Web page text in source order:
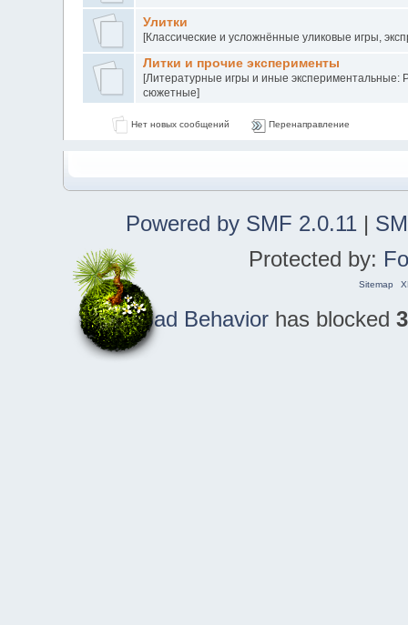
Улитки
[Классические и усложнённые уликовые игры,
Литки и прочие эксперименты
[Литературные игры и иные экспериментальные:
сюжетные]
Нет новых сообщений Перенаправление
Powered by SMF 2.0.11 |
Protected by:
Sitemap
Bad Behaviorhas blocked